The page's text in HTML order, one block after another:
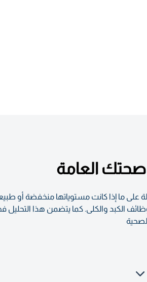
في جسمك للدلالة على ما إذا كانت مستوياتها